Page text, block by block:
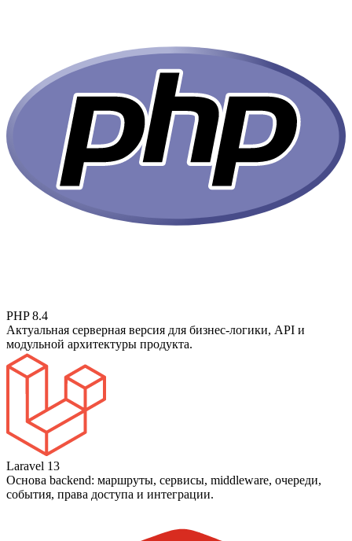
PHP 8.4
Актуальная серверная версия для бизнес-логики, API и
модульной архитектуры продукта.
Laravel 13
Основа backend: маршруты, сервисы, middleware, очереди,
события, права доступа и интеграции.